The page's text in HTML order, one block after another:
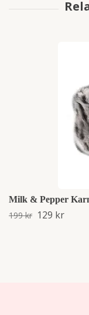
Milk & Pepper
199 kr 129 kr